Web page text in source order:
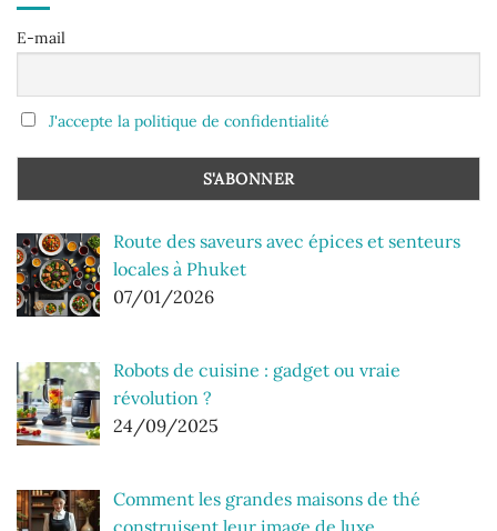
E-mail
J'accepte la politique de confidentialité
Route des saveurs avec épices et senteurs
locales à Phuket
07/01/2026
Robots de cuisine : gadget ou vraie
révolution ?
24/09/2025
Comment les grandes maisons de thé
construisent leur image de luxe